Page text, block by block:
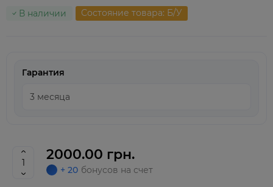
В наличии
Состояние товара: Б/У
Гарантия
2000.00 грн.
+ 20 бонусов на счет